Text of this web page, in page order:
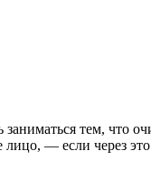
тем, что
— если через